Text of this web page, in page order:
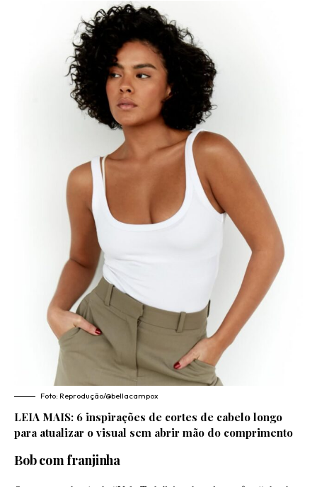
Foto: Reprodução/@bellacampox
LEIA MAIS: 6 inspirações de cortes de cabelo longo
para atualizar o visual sem abrir mão do comprimento
Bob com franjinha